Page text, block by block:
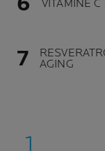
VITAMINE
AGING